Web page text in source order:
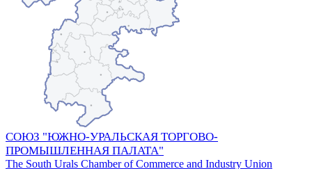
СОЮЗ "ЮЖНО-УРАЛЬСКАЯ ТОРГОВО-
ПРОМЫШЛЕННАЯ ПАЛАТА"
The South Urals Chamber of Commerce and Industry Union